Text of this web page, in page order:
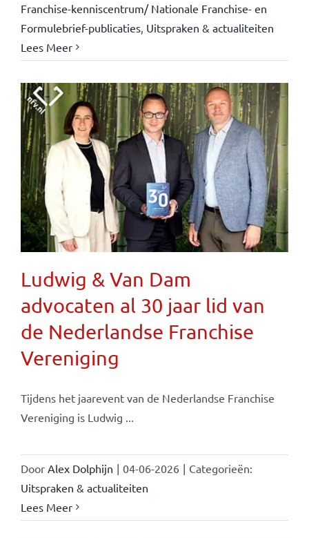
Franchise-kenniscentrum/ Nationale Franchise- en
Formulebrief-publicaties, Uitspraken & actualiteiten
Lees Meer
Ludwig & Van Dam
advocaten al 30 jaar lid van
de Nederlandse Franchise
Vereniging
Tijdens het jaarevent van de Nederlandse Franchise
Vereniging is Ludwig ...
Door Alex Dolphijn | 04-06-2026 | Categorieën:
Uitspraken & actualiteiten
Lees Meer